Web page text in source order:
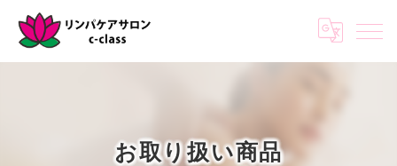
お取り扱い商品